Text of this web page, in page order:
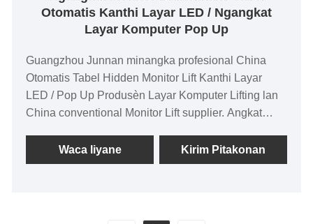
Otomatis Kanthi Layar LED / Ngangkat
Layar Komputer Pop Up
Guangzhou Junnan minangka profesional China
Otomatis Tabel Hidden Monitor Lift Kanthi Layar
LED / Pop Up Produsèn Layar Komputer Lifting lan
China conventional Monitor Lift supplier. Angkat
konferensi eksekutif senior, fungsi tutul kinerja
dhuwur sing dibangun, bisa dikonfigurasi nganggo
kuwatir, didhelikake instalasi ditempelake ayu
Waca liyane Kirim Pitakonan